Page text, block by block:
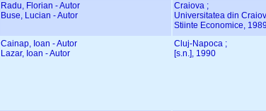
Radu, Florian - Autor
Buse, Lucian - Autor
Craiova ;
Universitatea din
Stiinte Economice, 1989
Cainap, Ioan - Autor
Lazar, Ioan - Autor
Cluj-Napoca ;
[s.n.], 1990